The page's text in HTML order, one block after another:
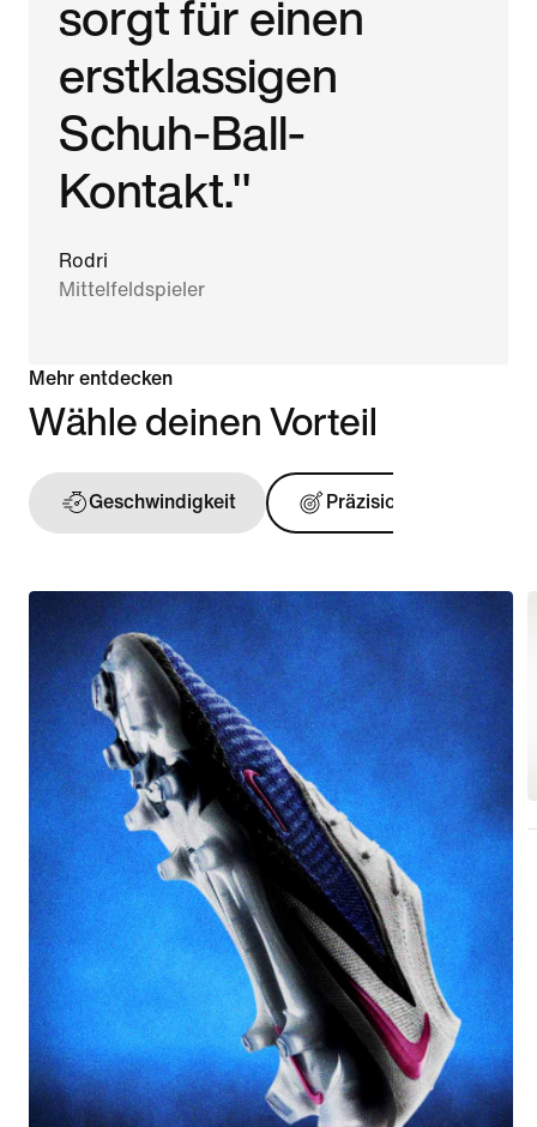
sorgt für einen
erstklassigen
Schuh-Ball-
Kontakt."
Rodri
Mittelfeldspieler
Mehr entdecken
Wähle deinen Vorteil
Geschwindigkeit Präzision